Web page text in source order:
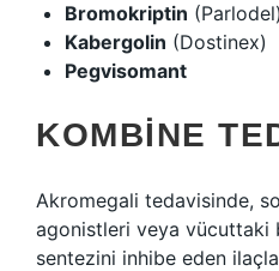
Bromokriptin (Parlodel)
Kabergolin (Dostinex)
Pegvisomant
KOMBINE
Akromegali tedavisinde,
agonistleri veya vücuttaki
sentezini inhibe eden